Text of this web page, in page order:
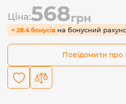
Ціна:568грн
+ 28.4 бонусів на бонусний
Повідомити про